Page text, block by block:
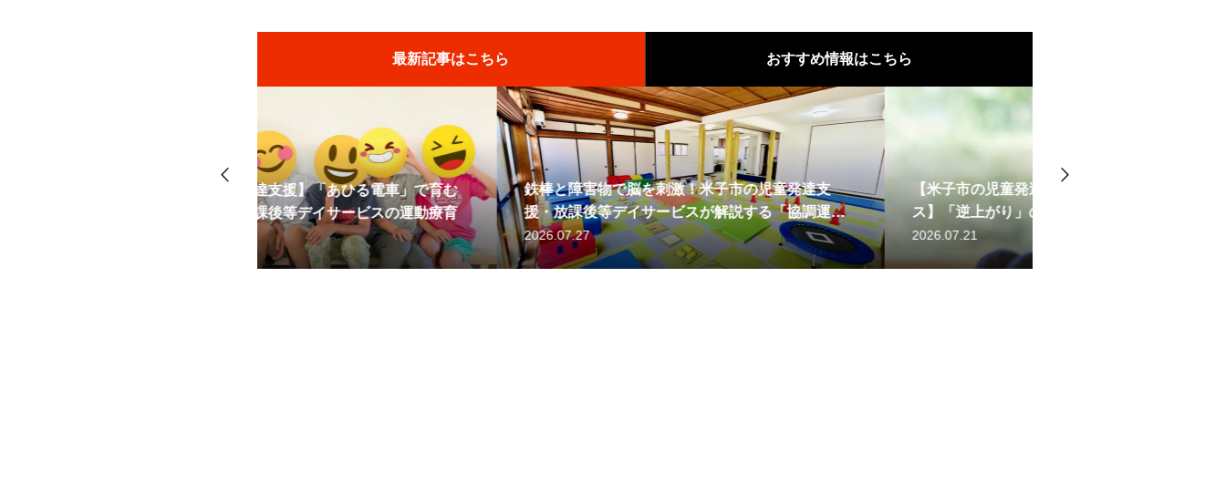
最新記事はこちら おすすめ情報はこちら
鉄棒と障害物で脳を刺激！米子市の児童発達支
援・放課後等デイサービスが解説する「協調運
動」と「空間認識能力」の秘密
2026.07.27
【米子市の児童発達支援・放課後等デイサービ
ス】「逆上がり」の挑戦が子どもの自己肯定感を
育む理由
2026.07.21
【米子市】運動不足と発達の関係【児童発達支
援・放課後等デイサービス】
2025.07.29
【米子・児童発達支援】3歳・4歳からの療育は必
要？早期からはじめる運動療育のメリットとは
2025.08.28